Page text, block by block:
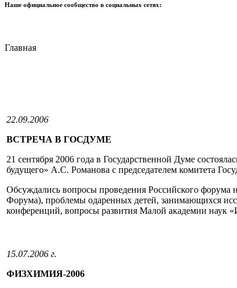
Наше официальное сообщество в социальных сетях:
Главная
22.09.2006
ВСТРЕЧА В ГОСДУМЕ
21 сентября 2006 года в Государственной Думе
будущего» А.С. Романова с председателем комитета
Обсуждались вопросы проведения Российского форума
Форума), проблемы одаренных детей, занимающихся
конференций, вопросы развития Малой академии наук
15.07.2006 г.
ФИЗХИМИЯ-2006